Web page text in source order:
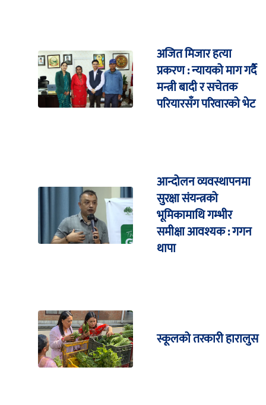
अजित मिजार हत्या
प्रकरण : न्यायको माग गर्दै
मन्त्री बादी र सचेतक
परियारसँग परिवारको भेट
आन्दोलन व्यवस्थापनमा
सुरक्षा संयन्त्रको
भूमिकामाथि गम्भीर
समीक्षा आवश्यक : गगन
थापा
स्कूलको तरकारी हारालुस